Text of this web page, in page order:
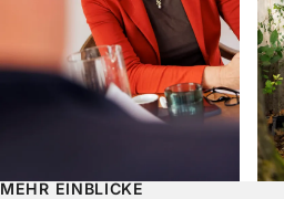
MEHR EINBLICKE